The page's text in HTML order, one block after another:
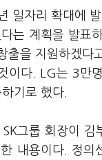
일자리 확대에
는 계획을 발표
출을 지원하겠다
이다. LG는 3만
기로 했다.
그룹 회장이 김
내용이다. 정의